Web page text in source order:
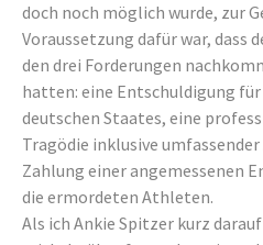
doch noch möglich wurde, zur
Voraussetzung dafür war, dass
den drei Forderungen
hatten: eine Entschuldigung für
deutschen Staates, eine
Tragödie inklusive
Zahlung einer angemessenen
die ermordeten Athleten.
Als ich Ankie Spitzer kurz